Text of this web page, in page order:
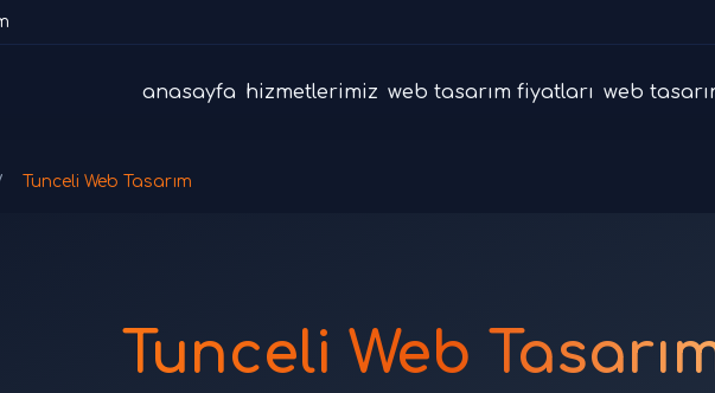
anasayfa hizmetlerimiz web tasarım fiyatları web
Tunceli Web Tasarım
Tunceli Web